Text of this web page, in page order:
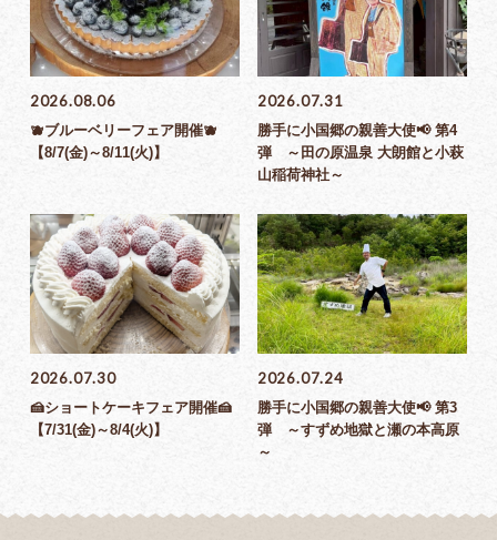
2026.08.06
🫐ブルーベリーフェア開催🫐
【8/7(金)～8/11(火)】
2026.07.31
勝手に小国郷の親善大使📢 第4
弾 ～田の原温泉 大朗館と小萩
山稲荷神社～
2026.07.30
🍰ショートケーキフェア開催🍰
【7/31(金)～8/4(火)】
2026.07.24
勝手に小国郷の親善大使📢 第3
弾 ～すずめ地獄と瀬の本高原
～